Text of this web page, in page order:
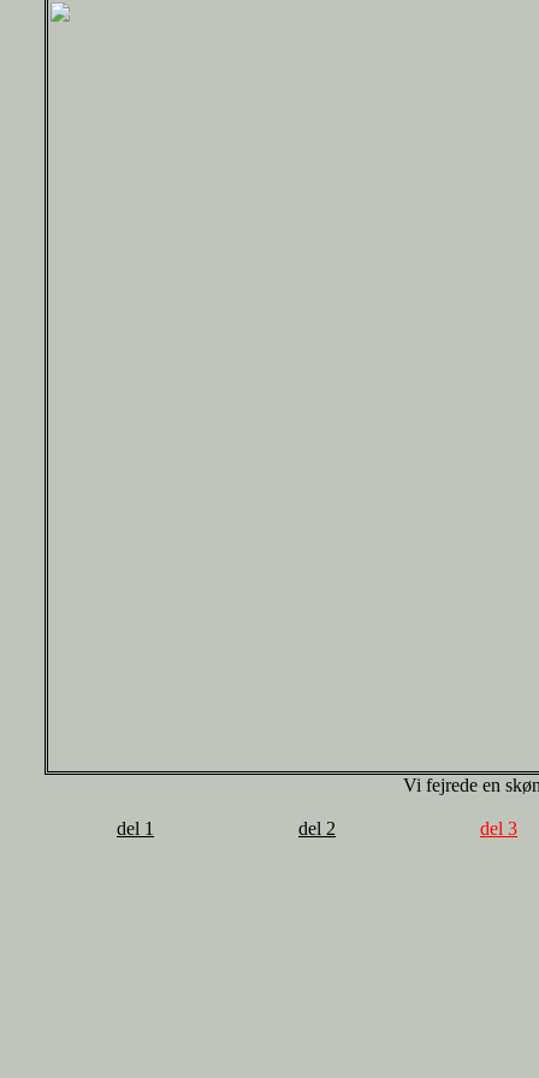
Vi fejrede en
del 1 del 2 del 3